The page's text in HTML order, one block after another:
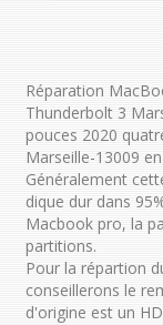
Réparation
Thunderbolt 3
pouces 2020
Marseille-13009
Généralement
dique dur dans
Macbook pro, la
partitions.
Pour la répartion
conseillerons le
d'origine est un